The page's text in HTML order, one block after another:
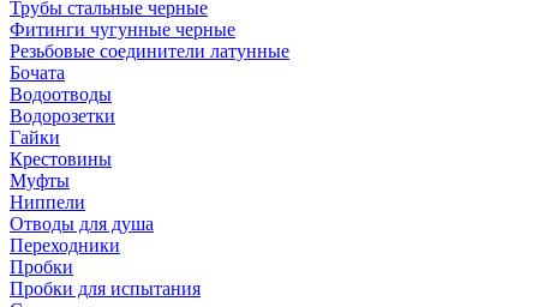
Трубы стальные черные
Фитинги чугунные черные
Резьбовые соединители латунные
Бочата
Водоотводы
Водорозетки
Гайки
Крестовины
Муфты
Ниппели
Отводы для душа
Переходники
Пробки
Пробки для испытания